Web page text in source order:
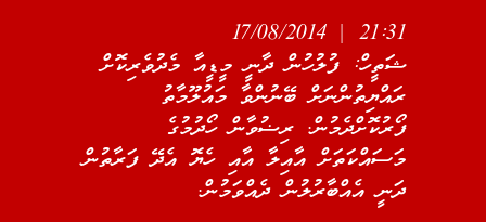
21:31 | 17/08/2014
ޝަތީހް: ފުލުހުން ދާނީ މީޑީއާ މެދުވެރިކޮށް
ރައްޔިތުންނަށް ބޭނުންވާ މައުލޫމާތު
ފޯރުކޮށްދެމުން. ރިޟުވާން ހޯދުމުގެ
މަސައްކަތަށް އާއިލާ އާއި ހެޔޮ އެދޭ ފަރާތުން
ދަނީ އެއްބާރުލުން ދެއްވަމުން.